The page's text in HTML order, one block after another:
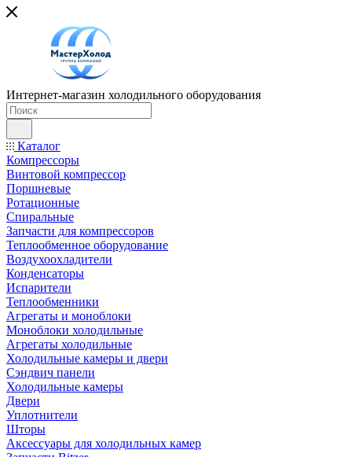
Интернет-магазин холодильного оборудования
Каталог
Компрессоры
Винтовой компрессор
Поршневые
Ротационные
Спиральные
Запчасти для компрессоров
Теплообменное оборудование
Воздухоохладители
Конденсаторы
Испарители
Теплообменники
Агрегаты и моноблоки
Моноблоки холодильные
Агрегаты холодильные
Холодильные камеры и двери
Сэндвич панели
Холодильные камеры
Двери
Уплотнители
Шторы
Аксессуары для холодильных камер